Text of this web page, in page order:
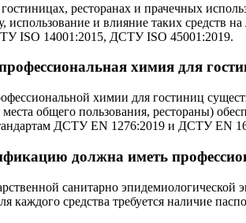
ресторанах и прачечных
использование и влияние таких
ISO 14001:2015, ДСТУ ISO 45001:2019.
химия для
химии для гостиниц
места общего пользования, рестораны)
ДСТУ EN 1276:2019 и ДСТУ EN
должна иметь
санитарно
каждого средства требуется наличие